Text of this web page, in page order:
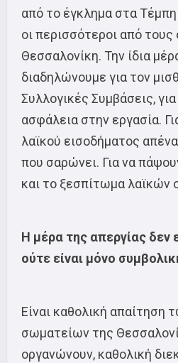
από το έγκλημα στα
οι περισσότεροι από
Θεσσαλονίκη. Την ίδια
διαδηλώνουμε για τον
Συλλογικές Συμβάσεις,
ασφάλεια στην εργασία.
λαϊκού εισοδήματος
που σαρώνει. Για να
και το ξεσπίτωμα λαϊκών
Η μέρα της απεργίας δεν
ούτε είναι μόνο
Είναι καθολική απαίτηση
σωματείων της
οργανώνουν, καθολική